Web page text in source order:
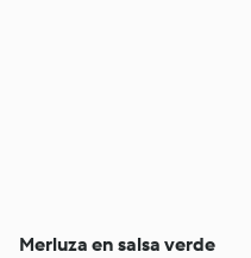
Merluza en salsa verde